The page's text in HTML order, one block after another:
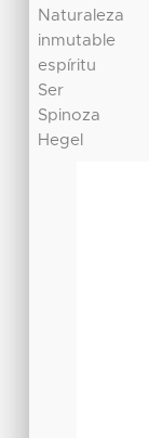
Naturaleza
inmutable
espíritu
Ser
Spinoza
Hegel